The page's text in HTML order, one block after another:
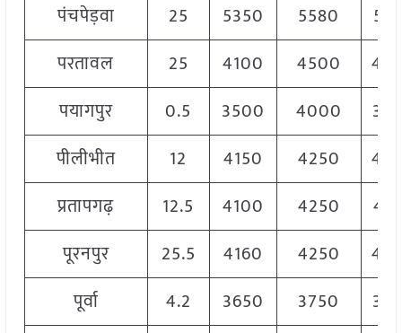
पंचपेड़वा
25 5350 5580
परतावल
25 4100 4500
पयागपुर
0.5 3500 4000
पीलीभीत
12 4150 4250
प्रतापगढ़
12.5 4100 4250
पूरनपुर
25.5 4160 4250
पूर्वा
4.2 3650 3750